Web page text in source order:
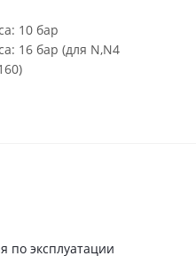
10 бар
16 бар (для N,N4
по эксплуатации